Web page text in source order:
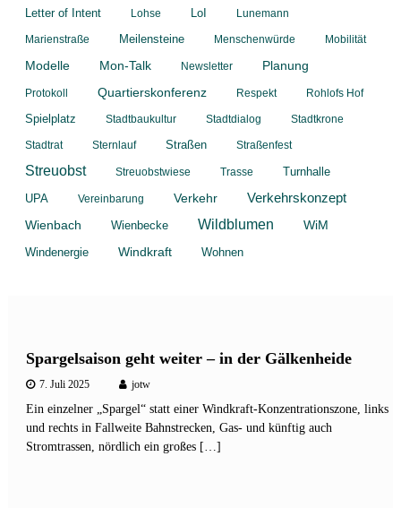
Letter of Intent
Lohse LoI Lunemann
Marienstraße Meilensteine Menschenwürde Mobilität
Modelle Mon-Talk Newsletter Planung
Protokoll Quartierskonferenz Respekt Rohlofs Hof
Spielplatz Stadtbaukultur Stadtdialog Stadtkrone
Stadtrat Sternlauf Straßen Straßenfest
Streuobst Streuobstwiese Trasse
Turnhalle
UPA
Vereinbarung Verkehr Verkehrskonzept
Wienbach Wienbecke Wildblumen
WiM
Windenergie
Windkraft Wohnen
Spargelsaison geht weiter – in der Gälkenheide
7. Juli 2025 jotw
Ein einzelner „Spargel“ statt einer Windkraft-Konzentrationszone, links
und rechts in Fallweite Bahnstrecken, Gas- und künftig auch
Stromtrassen, nördlich ein großes […]